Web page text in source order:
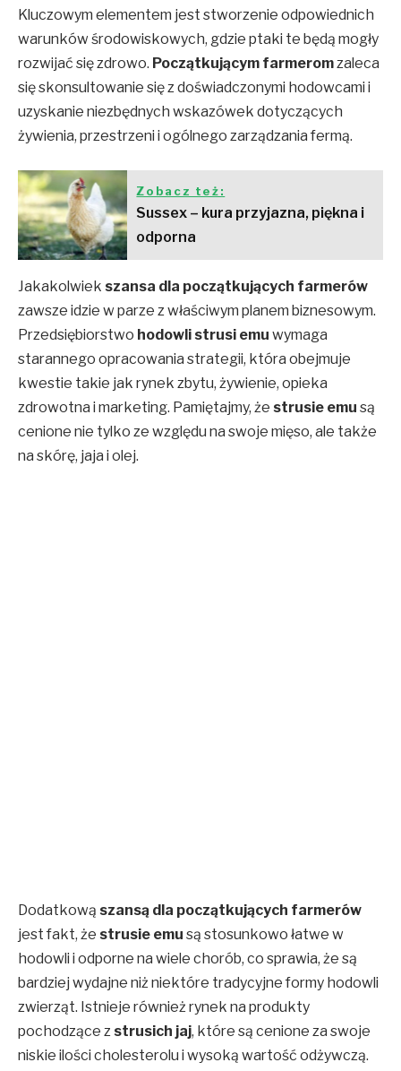
Kluczowym elementem jest stworzenie odpowiednich
warunków środowiskowych, gdzie ptaki te będą mogły
rozwijać się zdrowo. Początkującym farmeromzaleca
się skonsultowanie się z doświadczonymi hodowcami i
uzyskanie niezbędnych wskazówek dotyczących
żywienia, przestrzeni i ogólnego zarządzania fermą.
Zobacz też:
Sussex – kura przyjazna, piękna i
odporna
Jakakolwiek szansa dla początkujących farmerów
zawsze idzie w parze z właściwym planem biznesowym.
Przedsiębiorstwo hodowli strusi emu wymaga
starannego opracowania strategii, która obejmuje
kwestie takie jak rynek zbytu, żywienie, opieka
zdrowotna i marketing. Pamiętajmy, że strusie emu są
cenione nie tylko ze względu na swoje mięso, ale także
na skórę, jaja i olej.
Dodatkową szansą dla początkujących farmerów
jest fakt, że strusie emu są stosunkowo łatwe w
hodowli i odporne na wiele chorób, co sprawia, że są
bardziej wydajne niż niektóre tradycyjne formy hodowli
zwierząt. Istnieje również rynek na produkty
pochodzące z strusich jaj, które są cenione za swoje
niskie ilości cholesterolu i wysoką wartość odżywczą.